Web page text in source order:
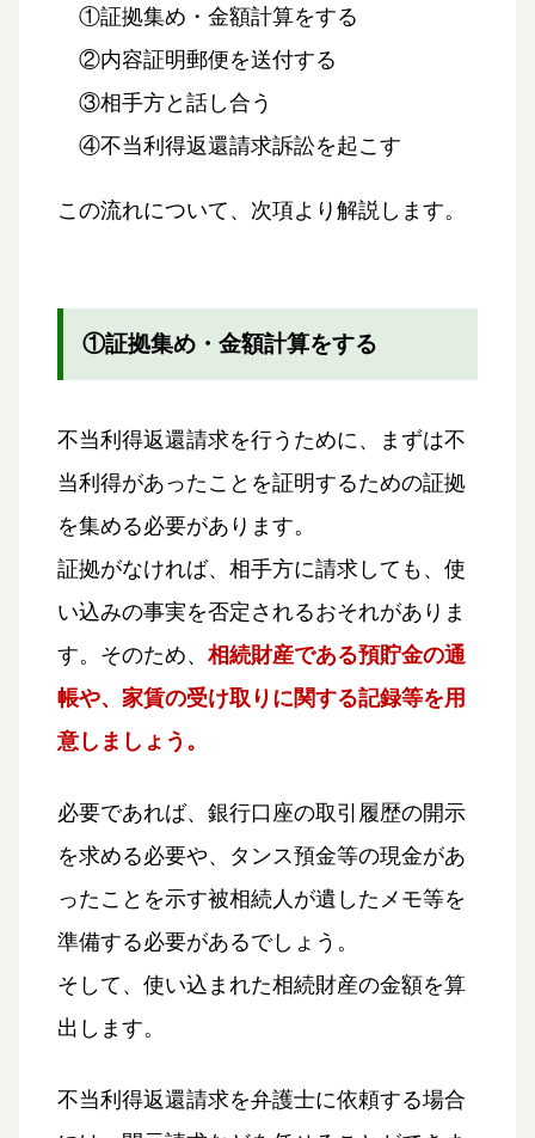
①証拠集め・金額計算をする
②内容証明郵便を送付する
③相手方と話し合う
④不当利得返還請求訴訟を起こす
この流れについて、次項より解説します。
①証拠集め・金額計算をする
不当利得返還請求を行うために、まずは不
当利得があったことを証明するための証拠
を集める必要があります。
証拠がなければ、相手方に請求しても、使
い込みの事実を否定されるおそれがありま
す。そのため、 相続財産である預貯金の通
帳や、家賃の受け取りに関する記録等を用
意しましょう。
必要であれば、銀行口座の取引履歴の開示
を求める必要や、タンス預金等の現金があ
ったことを示す被相続人が遺したメモ等を
準備する必要があるでしょう。
そして、使い込まれた相続財産の金額を算
出します。
不当利得返還請求を弁護士に依頼する場合